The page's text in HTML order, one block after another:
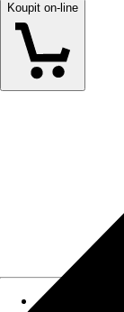
Koupit on-line